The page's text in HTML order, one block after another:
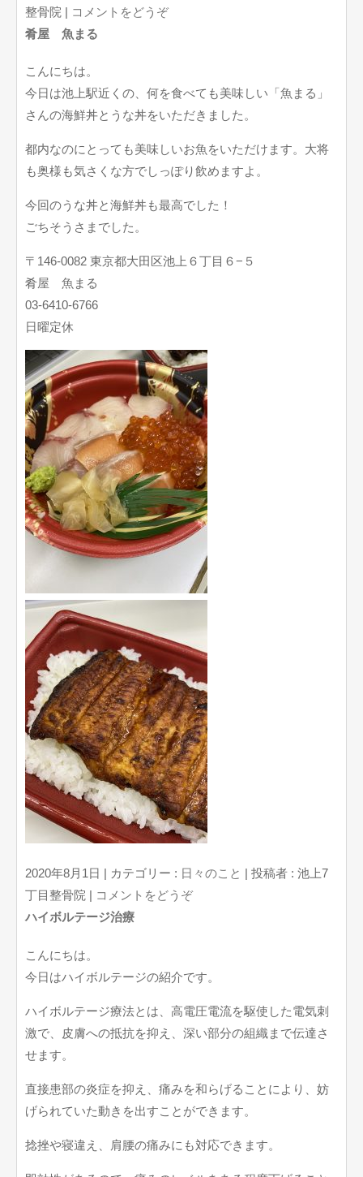
整骨院 | コメントをどうぞ
肴屋 魚まる
こんにちは。
今日は池上駅近くの、何を食べても美味しい「魚まる」
さんの海鮮丼とうな丼をいただきました。
都内なのにとっても美味しいお魚をいただけます。大将
も奥様も気さくな方でしっぽり飲めますよ。
今回のうな丼と海鮮丼も最高でした！
ごちそうさまでした。
〒146-0082 東京都大田区池上６丁目６−５
肴屋 魚まる
03-6410-6766
日曜定休
2020年8月1日 | カテゴリー : 日々のこと | 投稿者 : 池上7
丁目整骨院 | コメントをどうぞ
ハイボルテージ治療
こんにちは。
今日はハイボルテージの紹介です。
ハイボルテージ療法とは、高電圧電流を駆使した電気刺
激で、皮膚への抵抗を抑え、深い部分の組織まで伝達さ
せます。
直接患部の炎症を抑え、痛みを和らげることにより、妨
げられていた動きを出すことができます。
捻挫や寝違え、肩腰の痛みにも対応できます。